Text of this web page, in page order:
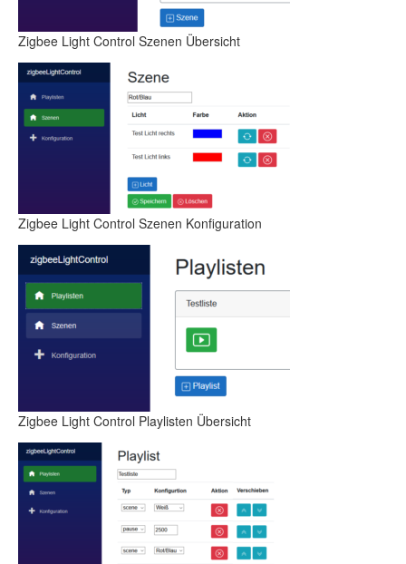
Zigbee Light Control Szenen Übersicht
Zigbee Light Control Szenen Konfiguration
Zigbee Light Control Playlisten Übersicht